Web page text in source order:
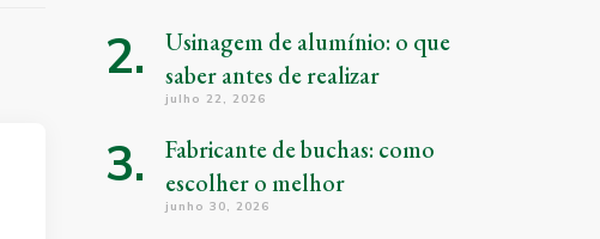
Usinagem de alumínio: o que
saber antes de realizar
julho 22, 2026
Fabricante de buchas: como
escolher o melhor
junho 30, 2026